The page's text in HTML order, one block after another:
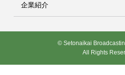
企業紹介
© Setonaikai
All Rights